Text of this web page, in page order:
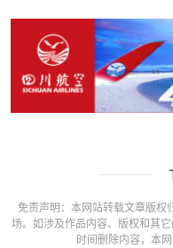
免责声明：本网站转载文章版
场。如涉及作品内容、版权和其
时间删除内容，本